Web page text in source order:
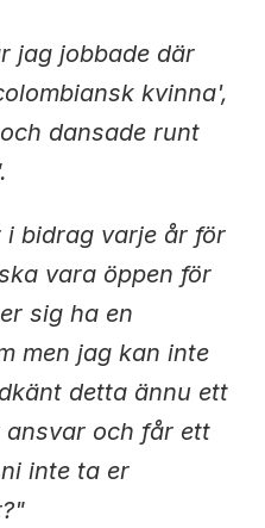
jag jobbade där
kvinna',
dansade runt
bidrag varje år för
vara öppen för
sig ha en
men jag kan inte
detta ännu ett
och får ett
inte ta er